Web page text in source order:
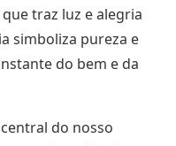
traz luz e alegria
simboliza pureza e
do bem e da
do nosso